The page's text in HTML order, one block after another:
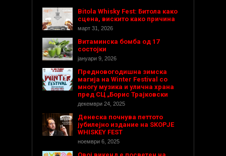
Bitola Whisky Fest: Битола како
сцена, вискито како причина
март 31, 2026
Витаминска бомба од 17
состојки
јануари 9, 2026
Предновогодишнa зимска
магија на Winter Festival со
многу музика и улична храна
пред СЦ „Борис Трајковски
декември 24, 2025
Денеска почнува петтото
јубилејно издание на SKOPJE
WHISKEY FEST
ноември 6, 2025